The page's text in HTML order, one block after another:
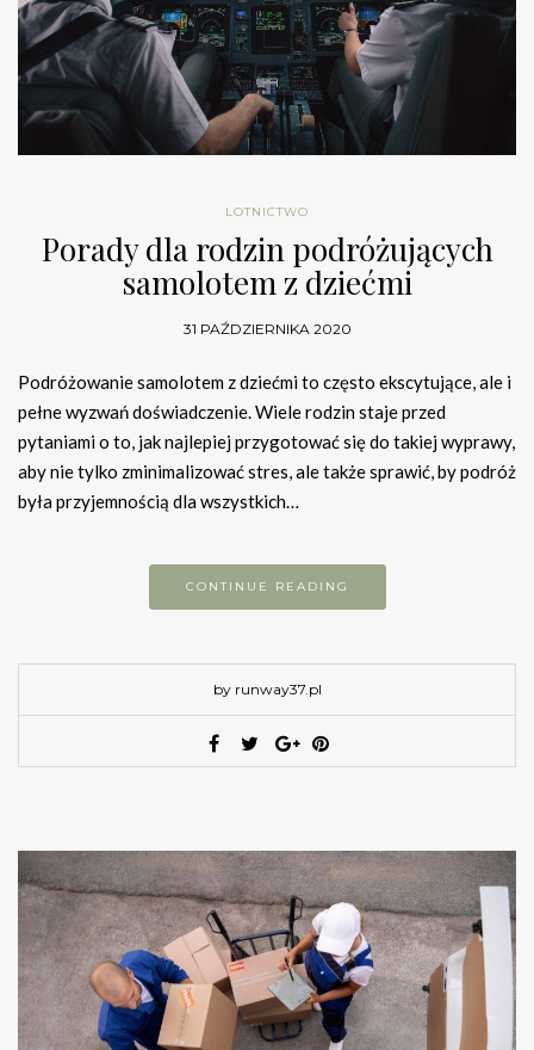
LOTNICTWO
Porady dla rodzin podróżujących
samolotem z dziećmi
31 PAŹDZIERNIKA 2020
Podróżowanie samolotem z dziećmi to często ekscytujące, ale i
pełne wyzwań doświadczenie. Wiele rodzin staje przed
pytaniami o to, jak najlepiej przygotować się do takiej wyprawy,
aby nie tylko zminimalizować stres, ale także sprawić, by podróż
była przyjemnością dla wszystkich…
CONTINUE READING
by runway37.pl